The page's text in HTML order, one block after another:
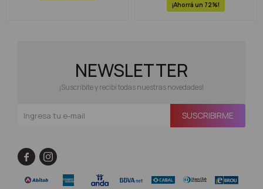
72
NEWSLETTER
¡Suscribite y recibí todas nuestras novedades!
SUSCRIBIRME
 